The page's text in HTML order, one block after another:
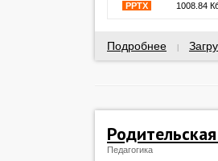
PPTX
1008.84
Подробнее
Педагогика